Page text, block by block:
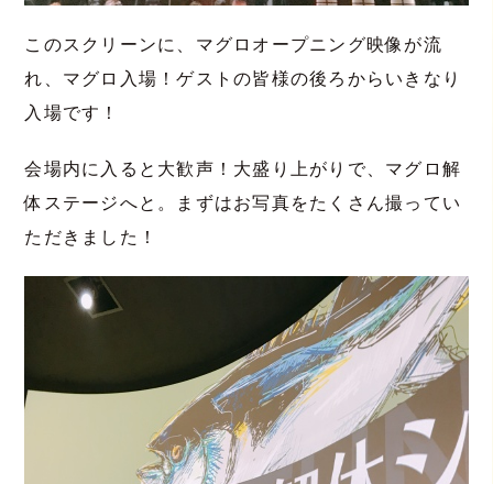
このスクリーンに、マグロオープニング映像が流
れ、マグロ入場！ゲストの皆様の後ろからいきなり
入場です！
会場内に入ると大歓声！大盛り上がりで、マグロ解
体ステージへと。まずはお写真をたくさん撮ってい
ただきました！